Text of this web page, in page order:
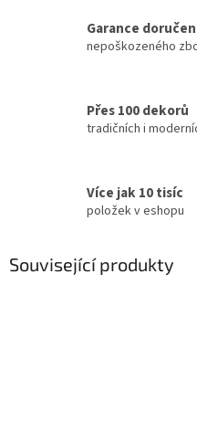
Garance
nepoškozeného
Přes 100 dekorů
tradičních i
Více jak 10 tisíc
položek v eshopu
Související produkty